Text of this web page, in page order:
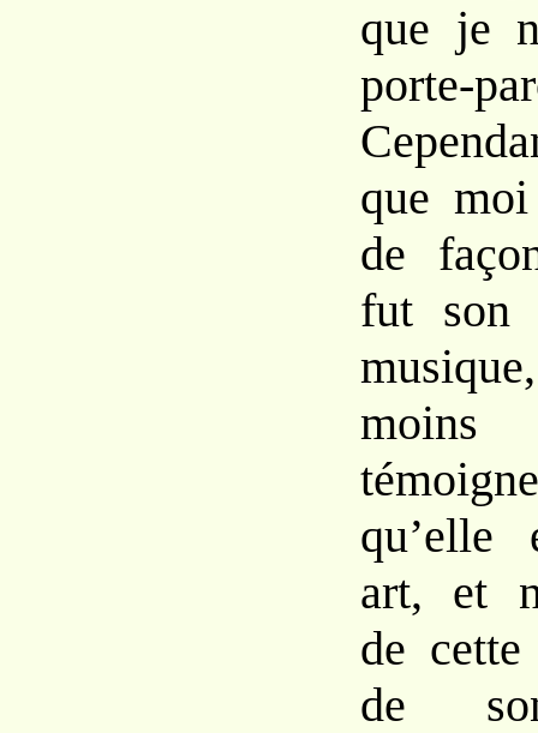
que je
porte-
que
de
fut son
qu’elle
art, et
de cette
de